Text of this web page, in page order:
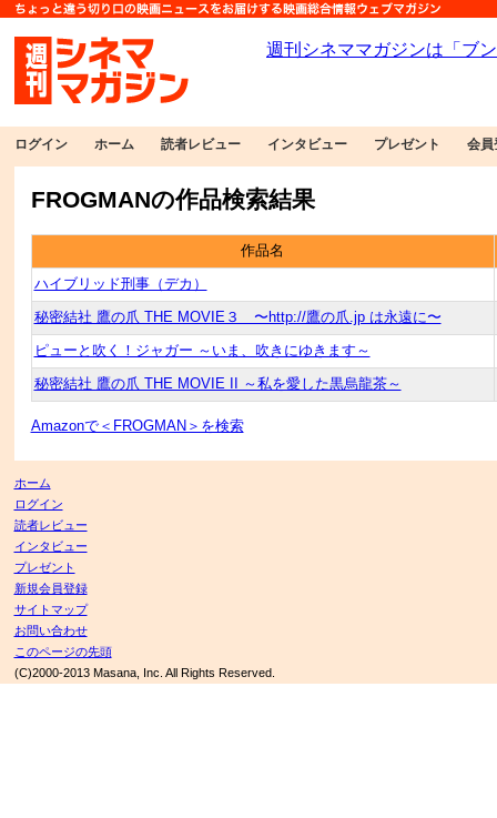
ログイン ホーム 読者レビュー インタビュー プレゼント 会員
FROGMANの作品検索結果
作品名
ハイブリッド刑事（デカ）
秘密結社 鷹の爪 THE MOVIE３ 〜http://鷹の爪.jp は永遠に〜
ピューと吹く！ジャガー ～いま、吹きにゆきます～
秘密結社 鷹の爪 THE MOVIE II ～私を愛した黒烏龍茶～
Amazonで＜FROGMAN＞を検索
ホーム
ログイン
読者レビュー
インタビュー
プレゼント
新規会員登録
サイトマップ
お問い合わせ
このページの先頭
(C)2000-2013 Masana, Inc. All Rights Reserved.